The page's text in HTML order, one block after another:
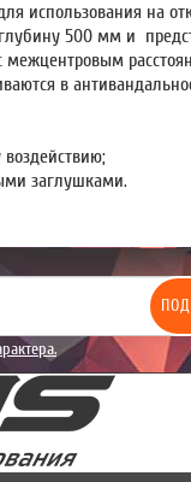
использования на
500 мм и
в
заглушками.